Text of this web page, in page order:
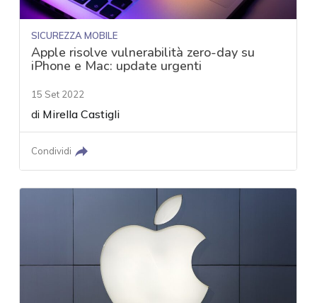
SICUREZZA MOBILE
Apple risolve vulnerabilità zero-day su
iPhone e Mac: update urgenti
15 Set 2022
di Mirella Castigli
Condividi